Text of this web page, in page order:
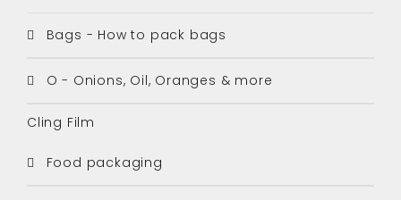
Bags - How to pack bags
O - Onions, Oil, Oranges & more
Cling Film
Food packaging